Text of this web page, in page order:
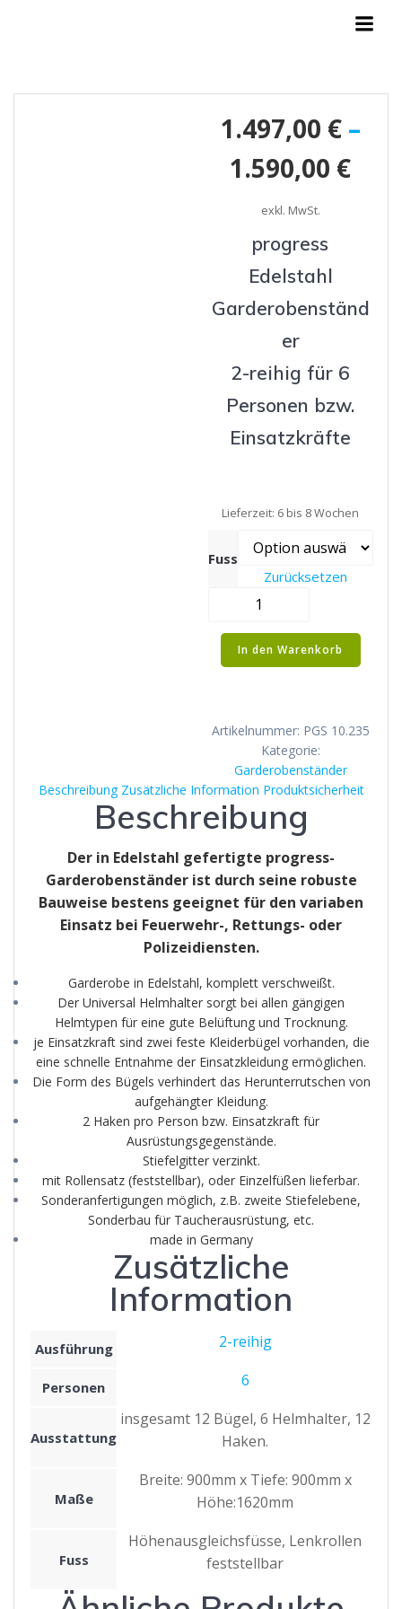
1.497,00 €–
1.590,00 €
exkl. MwSt.
progress
Edelstahl
Garderobenständ
er
2-reihig für 6
Personen bzw.
Einsatzkräfte
Lieferzeit: 6 bis 8 Wochen
Fuss
Zurücksetzen
reihigfür
In den Warenkorb
Artikelnummer: PGS 10.235
Kategorie:
Garderobenständer
Beschreibung Zusätzliche Information Produktsicherheit
Beschreibung
Der in Edelstahl gefertigte progress-
Garderobenständer ist durch seine robuste
Bauweise bestens geeignet für den variaben
Einsatz bei Feuerwehr-, Rettungs- oder
Polizeidiensten.
Garderobe in Edelstahl, komplett verschweißt.
Der Universal Helmhalter sorgt bei allen gängigen
Helmtypen für eine gute Belüftung und Trocknung.
je Einsatzkraft sind zwei feste Kleiderbügel vorhanden, die
eine schnelle Entnahme der Einsatzkleidung ermöglichen.
Die Form des Bügels verhindert das Herunterrutschen von
aufgehängter Kleidung.
2 Haken pro Person bzw. Einsatzkraft für
Ausrüstungsgegenstände.
Stiefelgitter verzinkt.
mit Rollensatz (feststellbar), oder Einzelfüßen lieferbar.
Sonderanfertigungen möglich, z.B. zweite Stiefelebene,
Sonderbau für Taucherausrüstung, etc.
made in Germany
Zusätzliche
Information
Ausführung 2-reihig
Personen 6
Ausstattung
insgesamt 12 Bügel, 6 Helmhalter, 12
Haken.
Maße
Breite: 900mm x Tiefe: 900mm x
Höhe:1620mm
Fuss
Höhenausgleichsfüsse, Lenkrollen
feststellbar